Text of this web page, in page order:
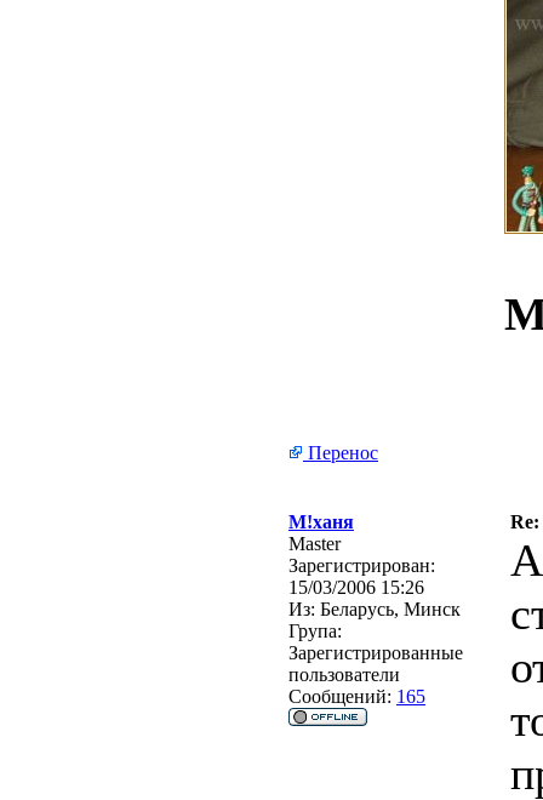
Перенос
М!ханя
Master
Зарегистрирован:
15/03/2006 15:26
Из: Беларусь, Минск
Група:
Зарегистрированные
пользователи
Сообщений: 165